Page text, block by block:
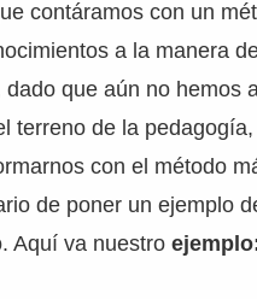
contáramos con un
a la manera
dado que aún no hemos
terreno de la
con el método
de poner un ejemplo
Aquí va nuestro